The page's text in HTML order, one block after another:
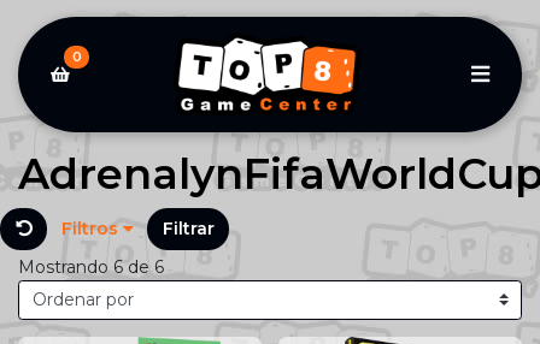
0
Filtros
Filtrar
Mostrando 6 de 6